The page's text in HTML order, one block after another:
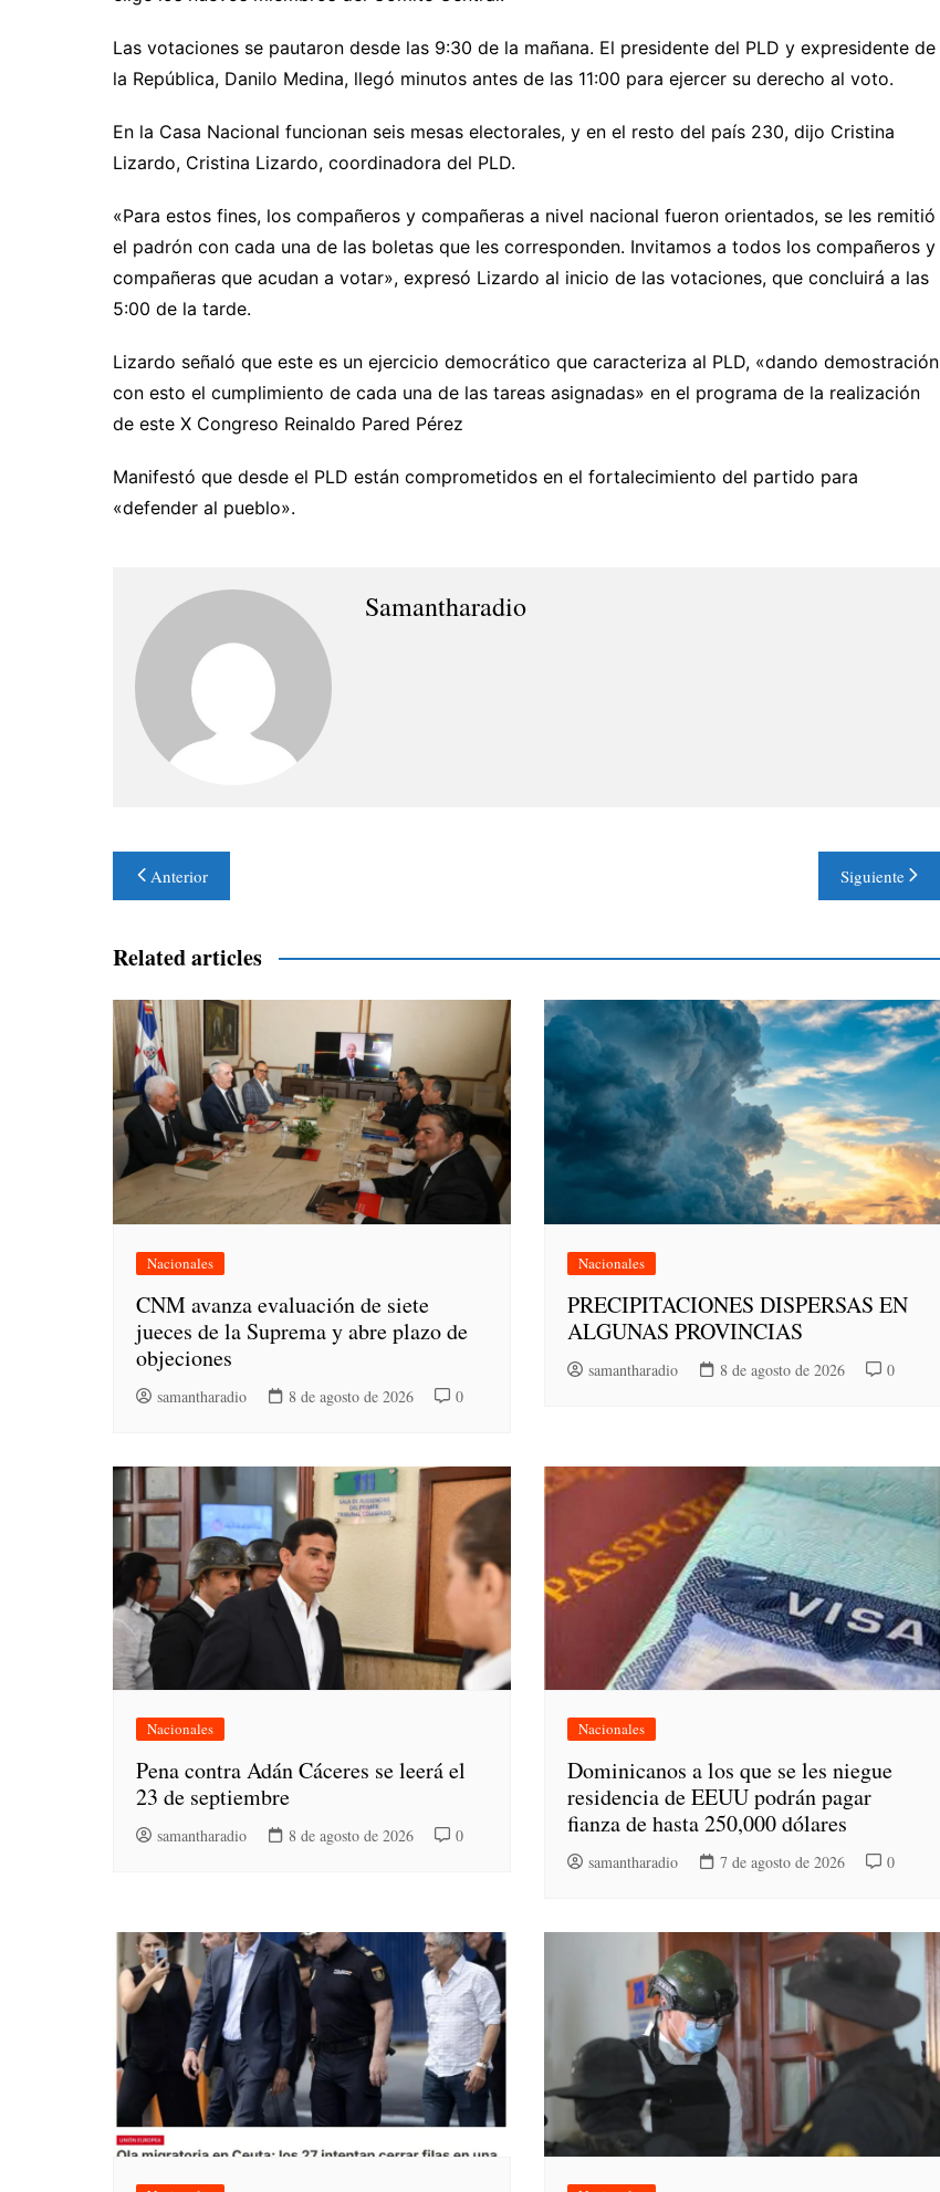
Las votaciones se pautaron desde las 9:30 de la mañana. El presidente del PLD y expresidente de
la República, Danilo Medina, llegó minutos antes de las 11:00 para ejercer su derecho al voto.
En la Casa Nacional funcionan seis mesas electorales, y en el resto del país 230, dijo Cristina
Lizardo, Cristina Lizardo, coordinadora del PLD.
«Para estos fines, los compañeros y compañeras a nivel nacional fueron orientados, se les remitió
el padrón con cada una de las boletas que les corresponden. Invitamos a todos los compañeros y
compañeras que acudan a votar», expresó Lizardo al inicio de las votaciones, que concluirá a las
5:00 de la tarde.
Lizardo señaló que este es un ejercicio democrático que caracteriza al PLD, «dando demostración
con esto el cumplimiento de cada una de las tareas asignadas» en el programa de la realización
de este X Congreso Reinaldo Pared Pérez
Manifestó que desde el PLD están comprometidos en el fortalecimiento del partido para
«defender al pueblo».
Samantharadio
Navegación
de
entradas
Anterior Siguiente
Related articles
Nacionales
CNM avanza evaluación de siete
jueces de la Suprema y abre plazo de
objeciones
samantharadio 8 de agosto de 2026 0
Nacionales
PRECIPITACIONES DISPERSAS EN
ALGUNAS PROVINCIAS
samantharadio 8 de agosto de 2026 0
Nacionales
Pena contra Adán Cáceres se leerá el
23 de septiembre
samantharadio 8 de agosto de 2026 0
Nacionales
Dominicanos a los que se les niegue
residencia de EEUU podrán pagar
fianza de hasta 250,000 dólares
samantharadio 7 de agosto de 2026 0